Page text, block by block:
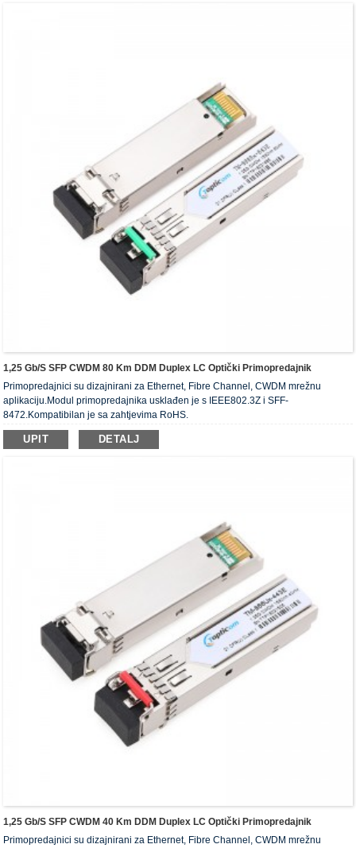
1,25 Gb/s SFP CWDM 80 Km DDM Duplex LC Optički Primopredajnik
Primopredajnici su dizajnirani za Ethernet, Fibre Channel, CWDM mrežnu
aplikaciju.Modul primopredajnika usklađen je s IEEE802.3Z i SFF-
8472.Kompatibilan je sa zahtjevima RoHS.
UPIT DETALJ
1,25 Gb/s SFP CWDM 40 Km DDM Duplex LC Optički Primopredajnik
Primopredajnici su dizajnirani za Ethernet, Fibre Channel, CWDM mrežnu